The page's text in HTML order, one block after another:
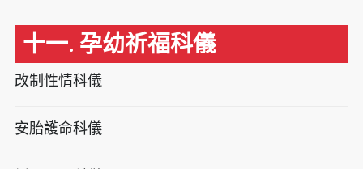
十一. 孕幼祈福科儀
改制性情科儀
安胎護命科儀